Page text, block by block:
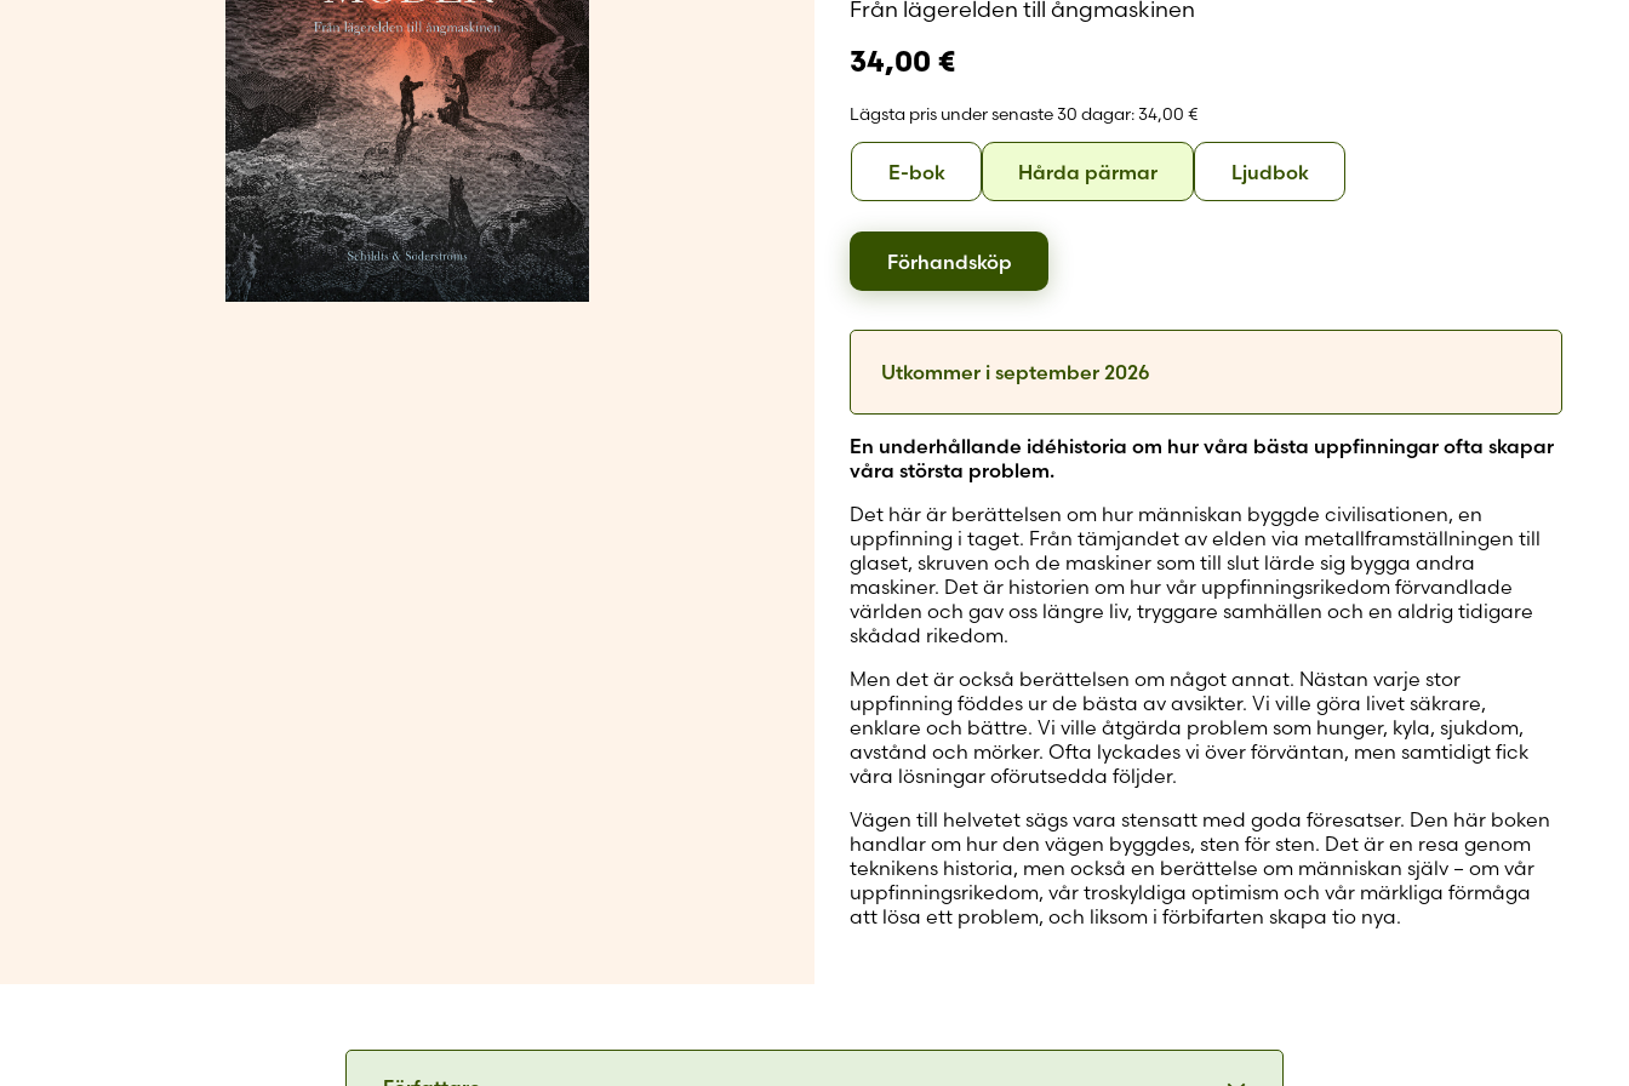
Skapa nytt konto
Från lägerelden till ångmaskinen
34,00€
Lägsta pris under senaste 30 dagar: 34,00 €
Format
E-bokE-
bok
Hårda pärmarHårda
pärmar
LjudbokLjudbok
Förhandsköp
Utkommer iseptember 2026
En underhållande idéhistoria om hur våra bästa uppfinningar ofta skapar
våra största problem.
Det här är berättelsen om hur människan byggde civilisationen, en
uppfinning i taget. Från tämjandet av elden via metallframställningen till
glaset, skruven och de maskiner som till slut lärde sig bygga andra
maskiner. Det är historien om hur vår uppfinningsrikedom förvandlade
världen och gav oss längre liv, tryggare samhällen och en aldrig tidigare
skådad rikedom.
Men det är också berättelsen om något annat. Nästan varje stor
uppfinning föddes ur de bästa av avsikter. Vi ville göra livet säkrare,
enklare och bättre. Vi ville åtgärda problem som hunger, kyla, sjukdom,
avstånd och mörker. Ofta lyckades vi över förväntan, men samtidigt fick
våra lösningar oförutsedda följder.
Vägen till helvetet sägs vara stensatt med goda föresatser. Den här boken
handlar om hur den vägen byggdes, sten för sten. Det är en resa genom
teknikens historia, men också en berättelse om människan själv – om vår
uppfinningsrikedom, vår troskyldiga optimism och vår märkliga förmåga
att lösa ett problem, och liksom i förbifarten skapa tio nya.